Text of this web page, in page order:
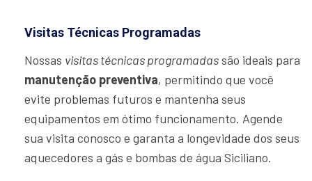
Visitas Técnicas Programadas
Nossas visitas técnicas programadassão ideais para
manutenção preventiva, permitindo que você
evite problemas futuros e mantenha seus
equipamentos em ótimo funcionamento. Agende
sua visita conosco e garanta a longevidade dos seus
aquecedores a gás e bombas de água Siciliano.